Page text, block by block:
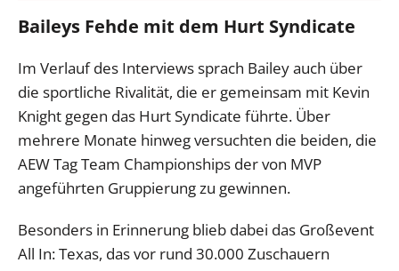
Baileys Fehde mit dem Hurt Syndicate
Im Verlauf des Interviews sprach Bailey auch über
die sportliche Rivalität, die er gemeinsam mit Kevin
Knight gegen das Hurt Syndicate führte. Über
mehrere Monate hinweg versuchten die beiden, die
AEW Tag Team Championships der von MVP
angeführten Gruppierung zu gewinnen.
Besonders in Erinnerung blieb dabei das Großevent
All In: Texas, das vor rund 30.000 Zuschauern